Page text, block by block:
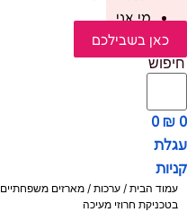
מי אני
כאן בשבילכם
חיפוש
₪ 0
0
עגלת
קניות
עמוד הבית / ערכות / מארזים משפחתיים
בטכניקת חרוזי מעיכה